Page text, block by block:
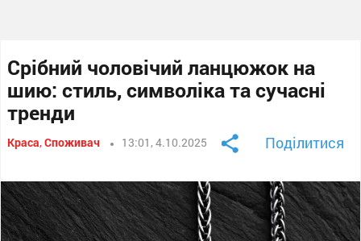
Срібний чоловічий ланцюжок на
шию: стиль, символіка та сучасні
тренди
Краса,Споживач 13:01, 4.10.2025 Поділитися